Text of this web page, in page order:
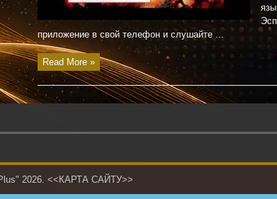
приложение в свой телефон и слушайте ...
Read More »
2026. <<КАРТА САЙТУ>>